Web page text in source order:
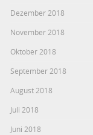
Dezember 2018
November 2018
Oktober 2018
September 2018
August 2018
Juli 2018
Juni 2018